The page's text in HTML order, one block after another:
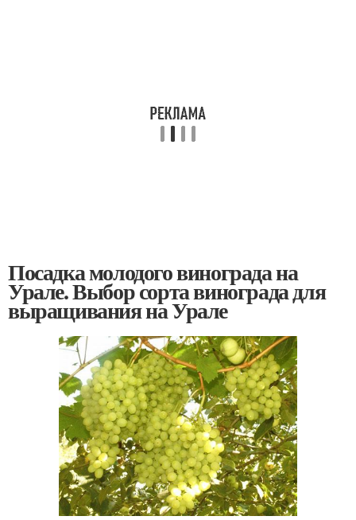
Посадка молодого винограда на
Урале. Выбор сорта винограда для
выращивания на Урале